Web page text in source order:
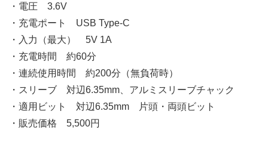
・電圧 3.6V
・充電ポート USB Type-C
・入力（最大） 5V 1A
・充電時間 約60分
・連続使用時間 約200分（無負荷時）
・スリーブ 対辺6.35mm、アルミスリーブチャック
・適用ビット 対辺6.35mm 片頭・両頭ビット
・販売価格 5,500円